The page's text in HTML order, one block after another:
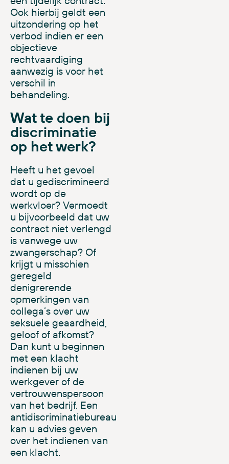
Ook hierbij geldt een
uitzondering op het
verbod indien er een
objectieve
rechtvaardiging
aanwezig is voor het
verschil in
behandeling.
Wat te doen bij
discriminatie
op het werk?
Heeft u het gevoel
dat u gediscrimineerd
wordt op de
werkvloer? Vermoedt
u bijvoorbeeld dat uw
contract niet verlengd
is vanwege uw
zwangerschap? Of
krijgt u misschien
geregeld
denigrerende
opmerkingen van
collega’s over uw
seksuele geaardheid,
geloof of afkomst?
Dan kunt u beginnen
met een klacht
indienen bij uw
werkgever of de
vertrouwenspersoon
van het bedrijf. Een
antidiscriminatiebureau
kan u advies geven
over het indienen van
een klacht.